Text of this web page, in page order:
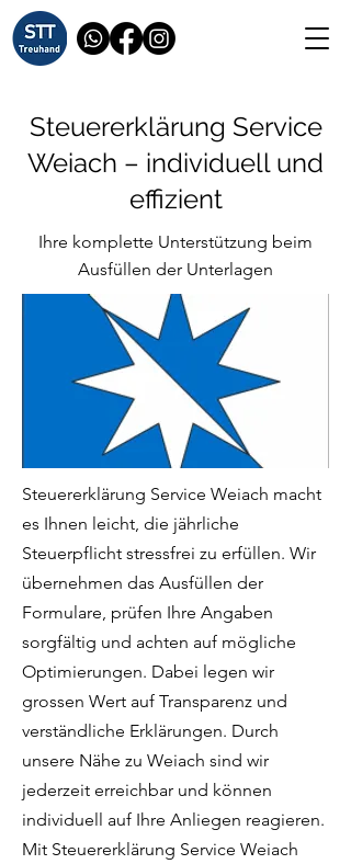
Steuererklärung Service
Weiach – individuell und
effizient
Ihre komplette Unterstützung beim
Ausfüllen der Unterlagen
Steuererklärung Service Weiach macht
es Ihnen leicht, die jährliche
Steuerpflicht stressfrei zu erfüllen. Wir
übernehmen das Ausfüllen der
Formulare, prüfen Ihre Angaben
sorgfältig und achten auf mögliche
Optimierungen. Dabei legen wir
grossen Wert auf Transparenz und
verständliche Erklärungen. Durch
unsere Nähe zu Weiach sind wir
jederzeit erreichbar und können
individuell auf Ihre Anliegen reagieren.
Mit Steuererklärung Service Weiach